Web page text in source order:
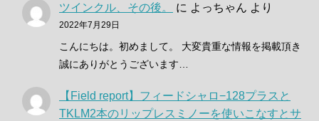
ツインクル、その後。 に よっちゃん より
2022年7月29日
こんにちは。初めまして。 大変貴重な情報を掲載頂き
誠にありがとうございます…
【Field report】フィードシャロ−128プラスと
TKLM2本のリップレスミノーを使いこなすとサ